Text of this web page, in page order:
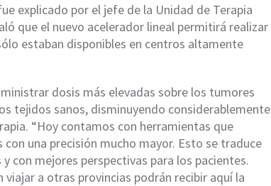
explicado por el jefe de la Unidad de Terapia
que el nuevo acelerador lineal permitirá realizar
estaban disponibles en centros altamente
dosis más elevadas sobre los tumores
tejidos sanos, disminuyendo considerablemente
“Hoy contamos con herramientas que
una precisión mucho mayor. Esto se traduce
con mejores perspectivas para los pacientes.
a otras provincias podrán recibir aquí la